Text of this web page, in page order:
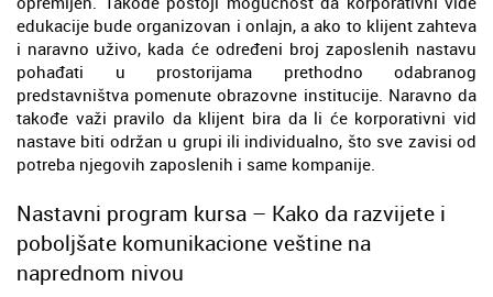
edukacije bude organizovan i onlajn, a ako to klijent zahteva
i naravno uživo, kada će određeni broj zaposlenih nastavu
pohađati u prostorijama prethodno odabranog
predstavništva pomenute obrazovne institucije. Naravno da
takođe važi pravilo da klijent bira da li će korporativni vid
nastave biti održan u grupi ili individualno, što sve zavisi od
potreba njegovih zaposlenih i same kompanije.
Nastavni program kursa – Kako da razvijete i
poboljšate komunikacione veštine na
naprednom nivou